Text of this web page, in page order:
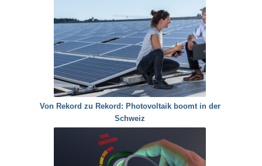
Von Rekord zu Rekord: Photovoltaik boomt in der
Schweiz